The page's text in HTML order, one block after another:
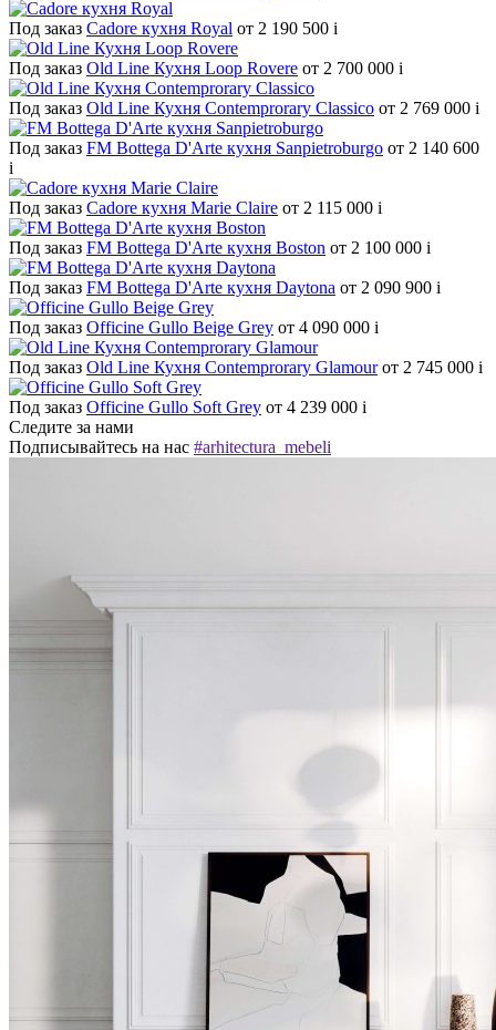
Под заказ Cadore кухня Royal от 2 190 500 i
Под заказ Old Line Кухня Loop Rovere от 2 700 000 i
Под заказ Old Line Кухня Contemprorary Classico от 2 769 000 i
Под заказ FM Bottega D'Arte кухня Sanpietroburgo от 2 140 600
i
Под заказ Cadore кухня Marie Claire от 2 115 000 i
Под заказ FM Bottega D'Arte кухня Boston от 2 100 000 i
Под заказ FM Bottega D'Arte кухня Daytona от 2 090 900 i
Под заказ Officine Gullo Beige Grey от 4 090 000 i
Под заказ Old Line Кухня Contemprorary Glamour от 2 745 000 i
Под заказ Officine Gullo Soft Grey от 4 239 000 i
Следите за нами
Подписывайтесь на нас #arhitectura_mebeli